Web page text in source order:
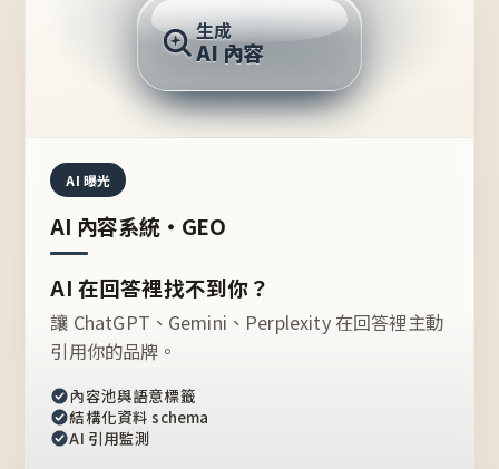
推薦的台灣品牌？
生成
AI 內容
AI 曝光
AI 內容系統・GEO
AI 在回答裡找不到你？
讓 ChatGPT、Gemini、Perplexity 在回答裡主動
引用你的品牌。
內容池與語意標籤
結構化資料 schema
AI 引用監測